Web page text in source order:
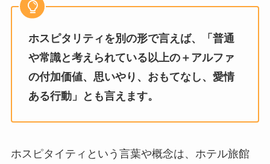
ホスピタリティを別の形で言えば、「普通
や常識と考えられている以上の＋アルファ
の付加価値、思いやり、おもてなし、愛情
ある行動」とも言えます。
ホスピタイティという言葉や概念は、ホテル旅館